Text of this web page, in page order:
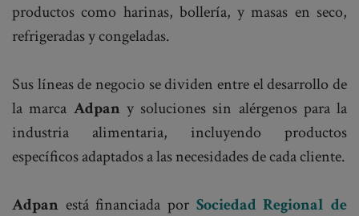
productos como harinas, bollería, y masas en seco,
refrigeradas y congeladas.
Sus líneas de negocio se dividen entre el desarrollo de
la marca Adpany soluciones sin alérgenos para la
industria alimentaria, incluyendo productos
específicos adaptados a las necesidades de cada cliente.
Adpan está financiada por Sociedad Regional de